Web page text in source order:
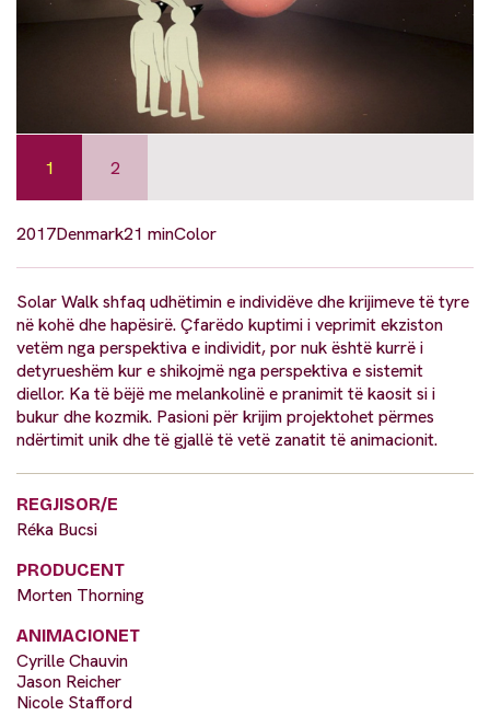
1 2
2017Denmark21 minColor
Solar Walk shfaq udhëtimin e individëve dhe krijimeve të tyre
në kohë dhe hapësirë. Çfarëdo kuptimi i veprimit ekziston
vetëm nga perspektiva e individit, por nuk është kurrë i
detyrueshëm kur e shikojmë nga perspektiva e sistemit
diellor. Ka të bëjë me melankolinë e pranimit të kaosit si i
bukur dhe kozmik. Pasioni për krijim projektohet përmes
ndërtimit unik dhe të gjallë të vetë zanatit të animacionit.
REGJISOR/E
Réka Bucsi
PRODUCENT
Morten Thorning
ANIMACIONET
Cyrille Chauvin
Jason Reicher
Nicole Stafford